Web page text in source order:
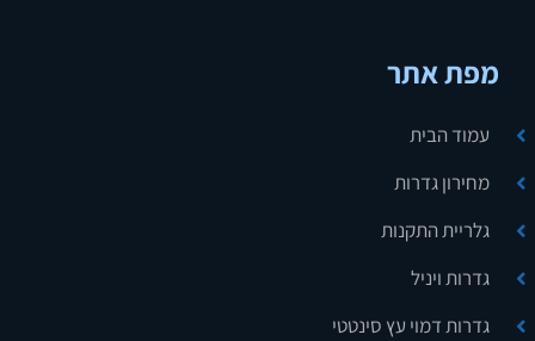
מפת אתר
עמוד הבית
מחירון גדרות
גלריית התקנות
גדרות ויניל
גדרות דמוי עץ סינטטי